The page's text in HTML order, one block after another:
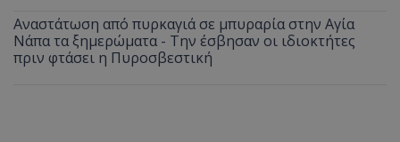
Αναστάτωση από πυρκαγιά σε μπυραρία στην Αγία
Νάπα τα ξημερώματα - Την έσβησαν οι ιδιοκτήτες
πριν φτάσει η Πυροσβεστική